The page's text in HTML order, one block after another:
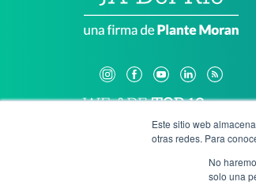
Este sitio web
otras redes. Para
No
solo una